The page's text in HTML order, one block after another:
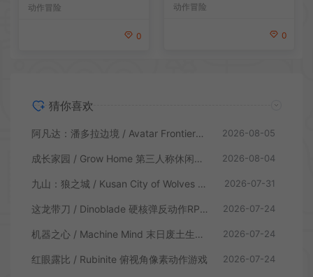
动作冒险
0
动作冒险
0
猜你喜欢
阿凡达：潘多拉边境 / Avatar Frontiers of Pandora 开放世界冒险游戏 2026-08-05
成长家园 / Grow Home 第三人称休闲动作游戏 2026-08-04
九山：狼之城 / Kusan City of Wolves 硬核俯视角动作游戏 2026-07-31
这龙带刀 / Dinoblade 硬核弹反动作RPG游戏 2026-07-24
机器之心 / Machine Mind 末日废土生存动作游戏 2026-07-24
红眼露比 / Rubinite 俯视角像素动作游戏 2026-07-24